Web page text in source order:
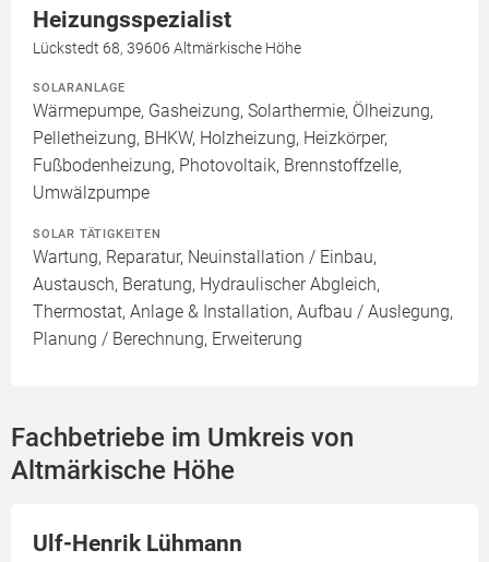
Heizungsspezialist
Lückstedt 68, 39606 Altmärkische Höhe
SOLARANLAGE
Wärmepumpe, Gasheizung, Solarthermie, Ölheizung,
Pelletheizung, BHKW, Holzheizung, Heizkörper,
Fußbodenheizung, Photovoltaik, Brennstoffzelle,
Umwälzpumpe
SOLAR TÄTIGKEITEN
Wartung, Reparatur, Neuinstallation / Einbau,
Austausch, Beratung, Hydraulischer Abgleich,
Thermostat, Anlage & Installation, Aufbau / Auslegung,
Planung / Berechnung, Erweiterung
Fachbetriebe im Umkreis von
Altmärkische Höhe
Ulf-Henrik Lühmann